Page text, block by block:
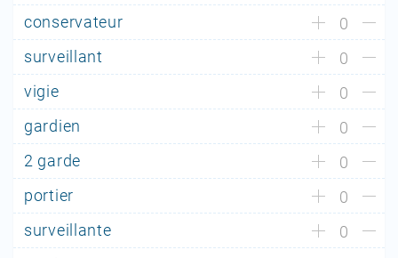
conservateur
0
surveillant
0
vigie
0
gardien
0
2 garde
0
portier
0
surveillante
0